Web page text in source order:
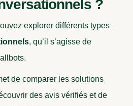
?
explorer différents types
, qu’il s’agisse de
de comparer les solutions
des avis vérifiés et de